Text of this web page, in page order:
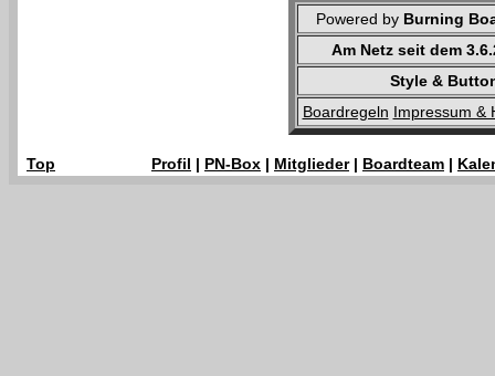
Powered by Burning
Am Netz seit dem
Style &
Boardregeln Impressum &
Top Profil | PN-Box | Mitglieder| Boardteam |